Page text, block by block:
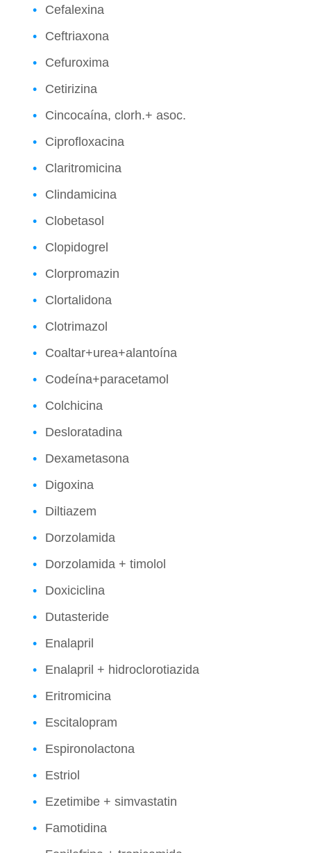
Cefalexina
Ceftriaxona
Cefuroxima
Cetirizina
Cincocaína, clorh.+ asoc.
Ciprofloxacina
Claritromicina
Clindamicina
Clobetasol
Clopidogrel
Clorpromazin
Clortalidona
Clotrimazol
Coaltar+urea+alantoína
Codeína+paracetamol
Colchicina
Desloratadina
Dexametasona
Digoxina
Diltiazem
Dorzolamida
Dorzolamida + timolol
Doxiciclina
Dutasteride
Enalapril
Enalapril + hidroclorotiazida
Eritromicina
Escitalopram
Espironolactona
Estriol
Ezetimibe + simvastatin
Famotidina